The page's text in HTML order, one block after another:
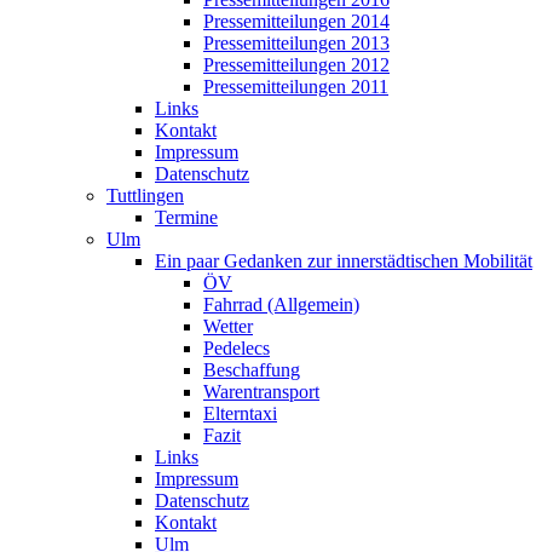
Pressemitteilungen 2014
Pressemitteilungen 2013
Pressemitteilungen 2012
Pressemitteilungen 2011
Links
Kontakt
Impressum
Datenschutz
Tuttlingen
Termine
Ulm
Ein paar Gedanken zur innerstädtischen Mobilität
ÖV
Fahrrad (Allgemein)
Wetter
Pedelecs
Beschaffung
Warentransport
Elterntaxi
Fazit
Links
Impressum
Datenschutz
Kontakt
Ulm